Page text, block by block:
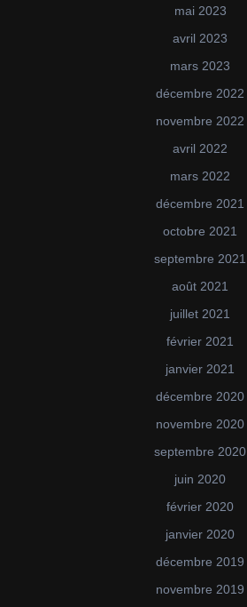
mai 2023
avril 2023
mars 2023
décembre 2022
novembre 2022
avril 2022
mars 2022
décembre 2021
octobre 2021
septembre 2021
août 2021
juillet 2021
février 2021
janvier 2021
décembre 2020
novembre 2020
septembre 2020
juin 2020
février 2020
janvier 2020
décembre 2019
novembre 2019